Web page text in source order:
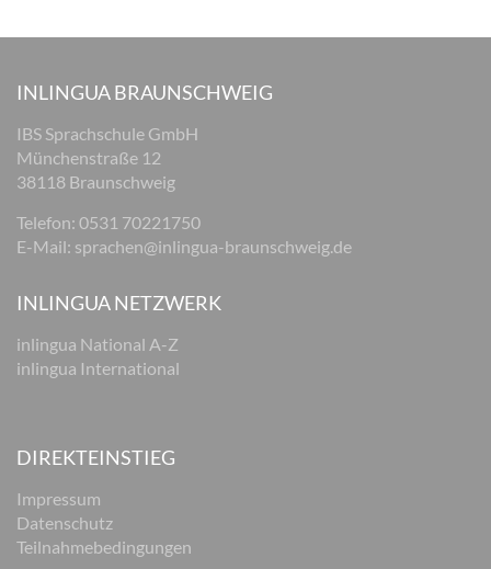
INLINGUA BRAUNSCHWEIG
IBS Sprachschule GmbH
Münchenstraße 12
38118 Braunschweig
Telefon: 0531 70221750
E-Mail: sprachen@inlingua-braunschweig.de
INLINGUA NETZWERK
inlingua National A-Z
inlingua International
DIREKTEINSTIEG
Impressum
Datenschutz
Teilnahmebedingungen